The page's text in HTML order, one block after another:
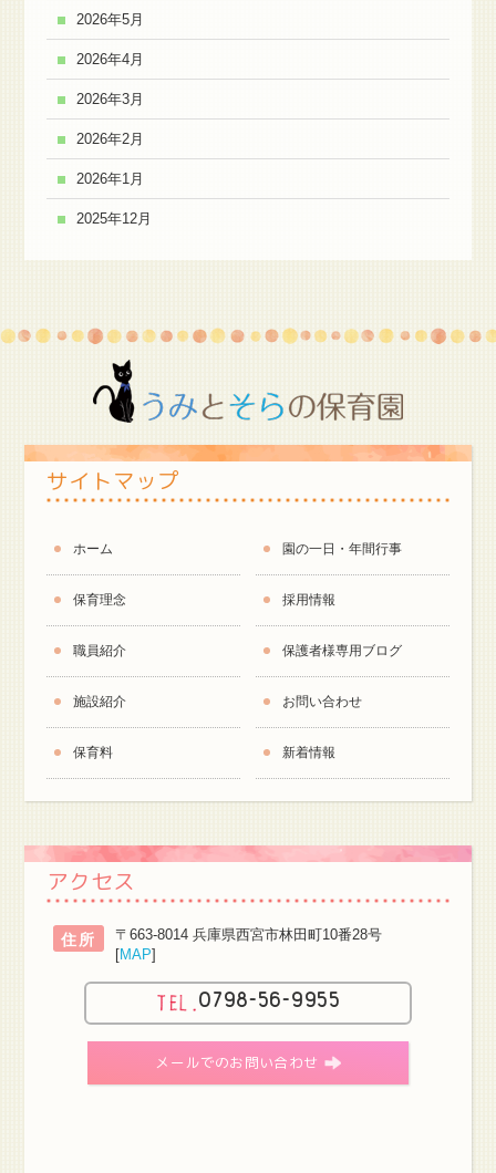
2026年5月
2026年4月
2026年3月
2026年2月
2026年1月
2025年12月
サイトマップ
ホーム
保育理念
職員紹介
施設紹介
保育料
園の一日・年間行事
採用情報
保護者様専用ブログ
お問い合わせ
新着情報
アクセス
住所
〒663-8014 兵庫県西宮市林田町10番28号
[MAP]
0798-56-9955
メールでのお問い合わせ